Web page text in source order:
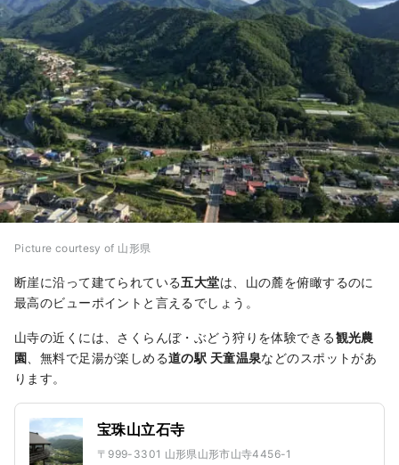
Picture courtesy of 山形県
断崖に沿って建てられている五大堂は、山の麓を俯瞰するのに
最高のビューポイントと言えるでしょう。
山寺の近くには、さくらんぼ・ぶどう狩りを体験できる観光農
園 、無料で足湯が楽しめる道の駅 天童温泉などのスポットがあ
ります。
宝珠山立石寺
〒999-3301 山形県山形市山寺4456-1